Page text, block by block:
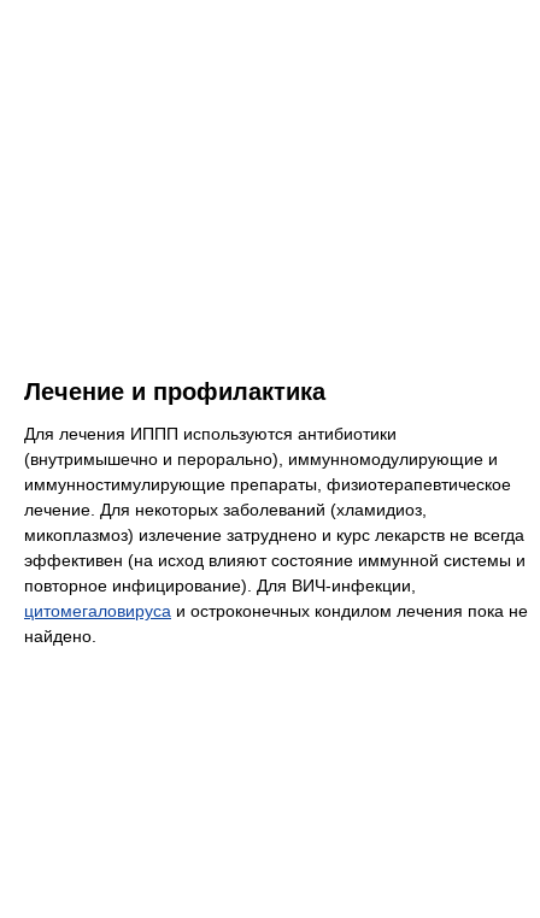
Лечение и профилактика
Для лечения ИППП используются антибиотики
(внутримышечно и перорально), иммунномодулирующие и
иммунностимулирующие препараты, физиотерапевтическое
лечение. Для некоторых заболеваний (хламидиоз,
микоплазмоз) излечение затруднено и курс лекарств не всегда
эффективен (на исход влияют состояние иммунной системы и
повторное инфицирование). Для ВИЧ-инфекции,
цитомегаловируса и остроконечных кондилом лечения пока не
найдено.